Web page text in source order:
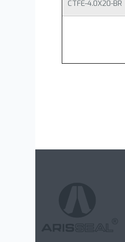
CTFE-4.0X20-BR